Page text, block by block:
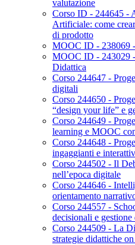
valutazione
Corso ID - 244645 -
Artificiale: come
di prodotto
MOOC ID - 238069
MOOC ID - 243029
Didattica
Corso 244647 -
digitali
Corso 244650 -
“design your life” e
Corso 244649 -
learning e MOOC
Corso 244648 -
ingaggianti e
Corso 244502 - Il
nell’epoca digitale
Corso 244646 -
orientamento
Corso 244557 -
decisionali e
Corso 244509 - La
strategie didattiche